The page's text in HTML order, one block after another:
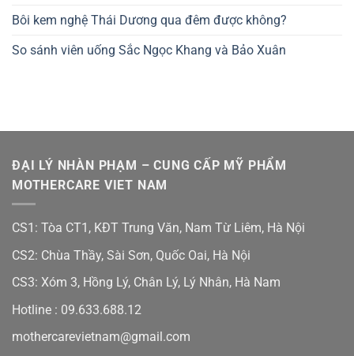
Bôi kem nghệ Thái Dương qua đêm được không?
So sánh viên uống Sắc Ngọc Khang và Bảo Xuân
ĐẠI LÝ NHÀN PHẠM – CUNG CẤP MỸ PHẨM
MOTHERCARE VIET NAM
CS1: Tòa CT1, KĐT Trung Văn, Nam Từ Liêm, Hà Nội
CS2: Chùa Thầy, Sài Sơn, Quốc Oai, Hà Nội
CS3: Xóm 3, Hồng Lý, Chân Lý, Lý Nhân, Hà Nam
Hotline : 09.633.688.12
mothercarevietnam@gmail.com